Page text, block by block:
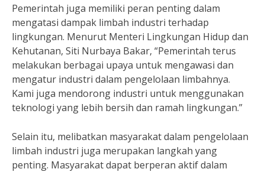
Pemerintah juga memiliki peran penting dalam
mengatasi dampak limbah industri terhadap
lingkungan. Menurut Menteri Lingkungan Hidup dan
Kehutanan, Siti Nurbaya Bakar, “Pemerintah terus
melakukan berbagai upaya untuk mengawasi dan
mengatur industri dalam pengelolaan limbahnya.
Kami juga mendorong industri untuk menggunakan
teknologi yang lebih bersih dan ramah lingkungan.”
Selain itu, melibatkan masyarakat dalam pengelolaan
limbah industri juga merupakan langkah yang
penting. Masyarakat dapat berperan aktif dalam